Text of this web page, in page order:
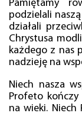
Pamiętamy
podzielali
działali
Chrystusa
każdego z nas
nadzieję na
Niech nasza
Profeto
na wieki. Niech